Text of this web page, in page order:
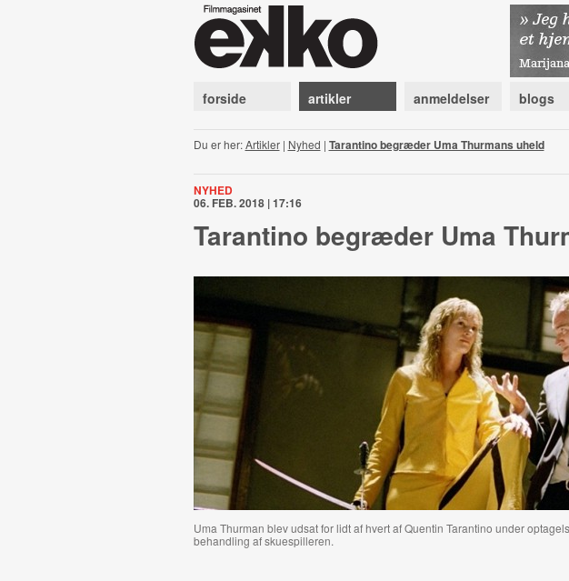
forside artikler anmeldelser blogs
Du er her:Artikler| Nyhed | Tarantino begræder Uma Thurmans uheld
NYHED
06. FEB. 2018 | 17:16
Tarantino begræder Uma
Uma Thurman blev udsat for lidt af hvert af Quentin Tarantino under
behandling af skuespilleren.